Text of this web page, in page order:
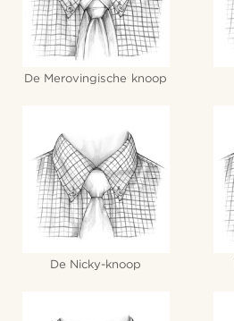
De Merovingische knoop
De Nicky-knoop